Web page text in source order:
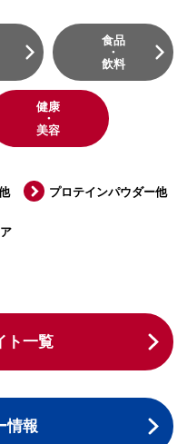
食品
・
飲料
健康
・
美容
プロテインパウダー他
ト一覧
情報